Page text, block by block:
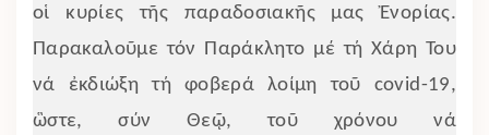
οἱ κυρίες τῆς παραδοσιακῆς μας Ἐνορίας.
Παρακαλοῦμε τόν Παράκλητο μέ τή Χάρη Του
νά ἐκδιώξη τή φοβερά λοίμη τοῦ covid-19,
ὣστε, σύν Θεῷ, τοῦ χρόνου νά